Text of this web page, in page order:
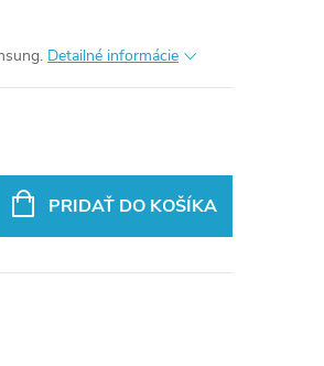
Detailné informácie
PRIDAŤ DO KOŠÍKA